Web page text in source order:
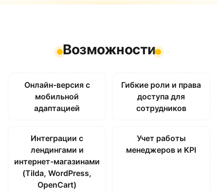
Возможности
Онлайн-версия с
мобильной
адаптацией
Гибкие роли и права
доступа для
сотрудников
Интеграции с
лендингами и
интернет-магазинами
(Tilda, WordPress,
OpenCart)
Учет работы
менеджеров и KPI